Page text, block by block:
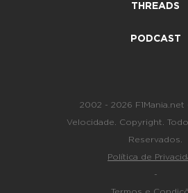
THREADS
PODCAST
2002 - 2026 F1Mania.net
Velocidade. Copyright.
Reservados.
Política de
-
Termos e